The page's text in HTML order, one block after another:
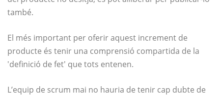
també.
El més important per oferir aquest increment de
producte és tenir una comprensió compartida de la
'definició de fet' que tots entenen.
L’equip de scrum mai no hauria de tenir cap dubte de